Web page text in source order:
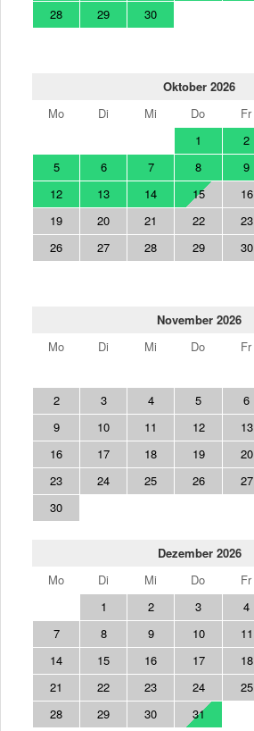
28
29 30
Oktober 2026
Mo
Di Mi Do Fr
1
2
5
6 7 8 9
12
13 14 15 16
19
20 21 22 23
26
27 28 29 30
November 2026
Mo
Di Mi Do Fr
2
3 4 5 6
9
10 11 12 13
16
17 18 19 20
23
24 25 26 27
30
Dezember 2026
Mo
Di Mi Do Fr
1
2 3 4
7
8 9 10 11
14
15 16 17 18
21
22 23 24 25
28
29 30 31